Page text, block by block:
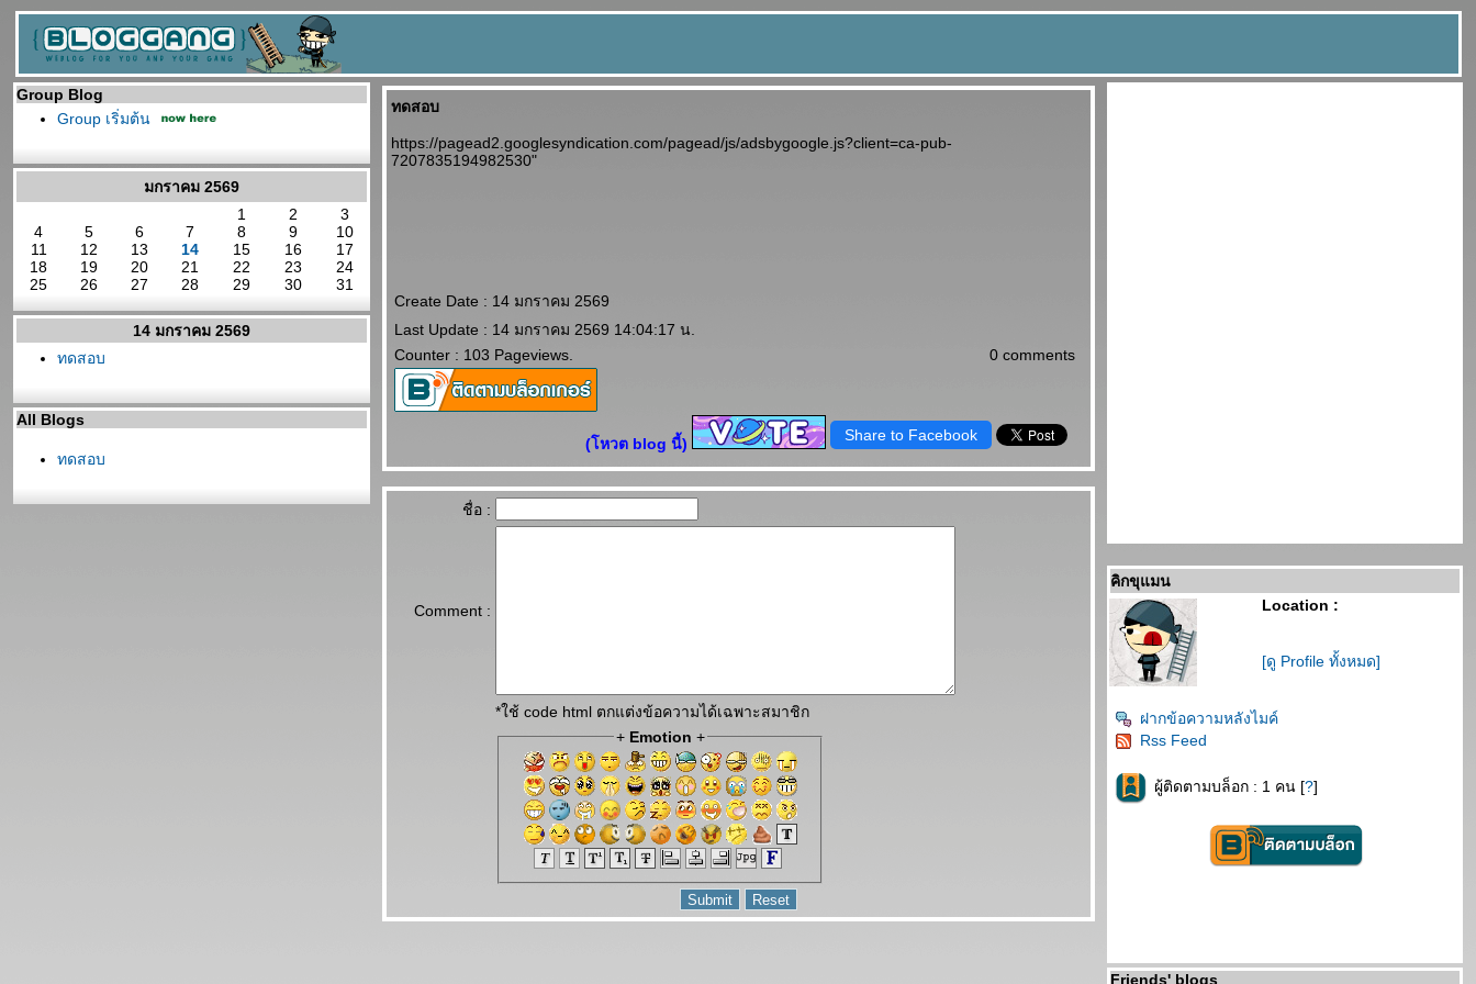
Group Blog
Group เริ่มต้น
มกราคม 2569
1
2
3
4
5 6 7 8 9
10
11
12 13 14 15 16
17
18
19 20 21 22 23
24
25
26 27 28 29 30 31
14 มกราคม 2569
ทดสอบ
All Blogs
ทดสอบ
ทดสอบ
https://pagead2.googlesyndication.com/pagead/js/adsbygoogle.js?client=ca-pub-
7207835194982530"
Create Date : 14 มกราคม 2569
0 comments
Last Update : 14 มกราคม 2569 14:04:17 น.
Counter : 103 Pageviews.
(โหวต blog นี้) Share to Facebook
ชื่อ :
Comment :
*ใช้ code html ตกแต่งข้อความได้เฉพาะสมาชิก
+ Emotion +
คิกขุแมน
Location :
[ดู Profile ทั้งหมด]
ฝากข้อความหลังไมค์
Rss Feed
ผู้ติดตามบล็อก : 1 คน [?]
Friends' blogs